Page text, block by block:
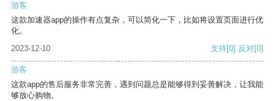
游客
这款加速器app的操作有点复杂，可以简化一下，比如将设置页面进行优
化。
2023-12-10
支持[0] 反对[0]
游客
这款app的售后服务非常完善，遇到问题总是能够得到妥善解决，让我能
够放心购物。